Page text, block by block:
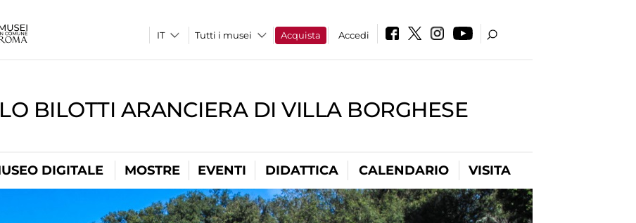
Tutti i musei Acquista Accedi
BILOTTI ARANCIERA DI VILLA BORGHESE
DIGITALE MOSTRE EVENTI DIDATTICA CALENDARIO VISITA